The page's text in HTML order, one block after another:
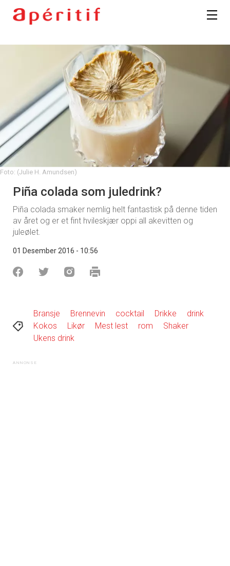
Foto: (Julie H. Amundsen)
Piña colada som juledrink?
Piña colada smaker nemlig helt fantastisk på denne tiden
av året og er et fint hvileskjær oppi all akevitten og
juleølet.
01 Desember 2016 - 10:56
Bransje Brennevin cocktail Drikke
drink
Kokos
Likør Mest lest rom
Shaker
Ukens drink